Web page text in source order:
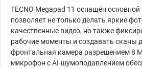
TECNO Megapad 11 оснащён
позволяет не только делать яркие
качественные видео, но также
рабочие моменты и создавать сканы
фронтальная камера разрешением 8
микрофон с AI-шумоподавлением